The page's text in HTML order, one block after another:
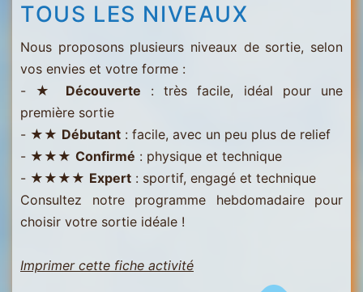
TOUS LES NIVEAUX
Nous proposons plusieurs niveaux de sortie, selon
vos envies et votre forme :
- ★ Découverte : très facile, idéal pour une
première sortie
- ★★ Débutant : facile, avec un peu plus de relief
- ★★★ Confirmé : physique et technique
- ★★★★ Expert : sportif, engagé et technique
Consultez notre programme hebdomadaire pour
choisir votre sortie idéale !
Imprimer cette fiche activité